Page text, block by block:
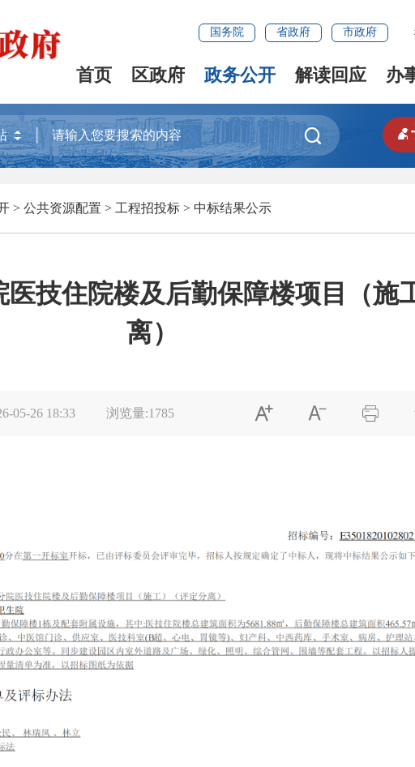
国务院 省政府 市政府
首页 区政府 政务公开 解读回应 办
 
> 公共资源配置 > 工程招投标 > 中标结果公示
技住院楼及后勤保障楼项目（施
离）
05-26 18:33 浏览量:1785   